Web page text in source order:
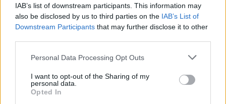
IAB’s list of downstream participants. This information may
also be disclosed by us to third parties on the IAB’s List of
Downstream Participants that may further disclose it to other
Personal Data Processing Opt Outs
I want to opt-out of the Sharing of my
personal data.
Opted In